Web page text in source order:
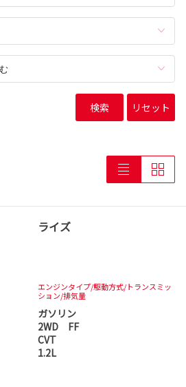
検索 リセット
ライズ
エンジンタイプ/駆動方式/トランスミッ
ション/排気量
ガソリン
2WD FF
CVT
1.2L